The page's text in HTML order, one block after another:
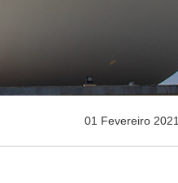
01 Fevereiro 2021